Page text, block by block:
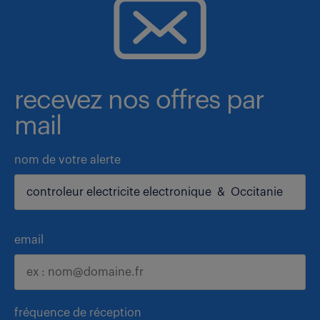
recevez nos offres par
mail
nom de votre alerte
email
fréquence de réception